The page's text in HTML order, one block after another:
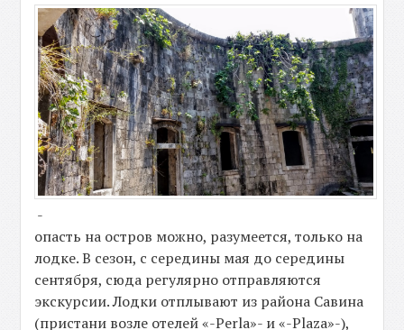
-
опасть на остров можно, разумеется, только на
лодке. В сезон, с середины мая до середины
сентября, сюда регулярно отправляются
экскурсии. Лодки отплывают из района Савина
(пристани возле отелей «-Perla»- и «-Plaza»-),